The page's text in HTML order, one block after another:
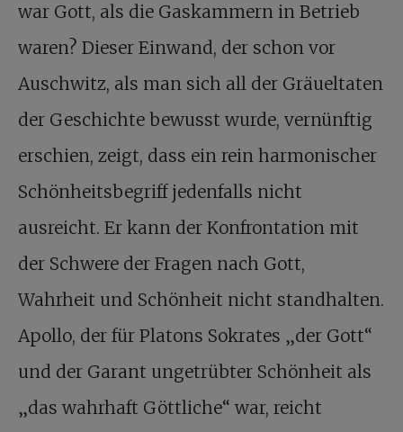
war Gott, als die Gaskammern in Betrieb
waren? Dieser Einwand, der schon vor
Auschwitz, als man sich all der Gräueltaten
der Geschichte bewusst wurde, vernünftig
erschien, zeigt, dass ein rein harmonischer
Schönheitsbegriff jedenfalls nicht
ausreicht. Er kann der Konfrontation mit
der Schwere der Fragen nach Gott,
Wahrheit und Schönheit nicht standhalten.
Apollo, der für Platons Sokrates „der Gott“
und der Garant ungetrübter Schönheit als
„das wahrhaft Göttliche“ war, reicht